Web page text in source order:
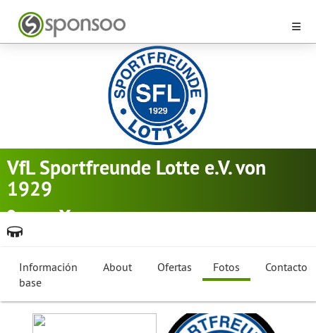
VfL Sportfreunde Lotte e.V. von
1929
Lotte Fútbol,Balonmano,Tischtennis...
Información
base
About Ofertas Fotos Contacto